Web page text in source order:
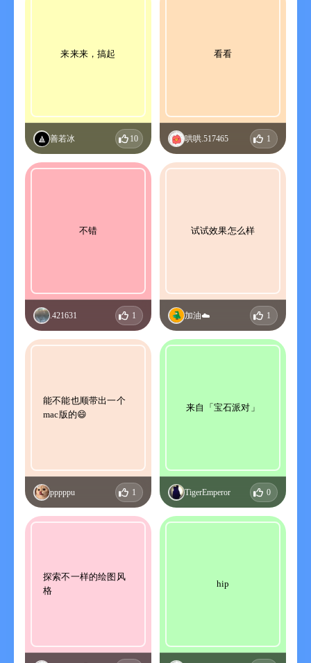
来来来，搞起
善若冰 10
看看
哄哄.517465 1
不错
.421631 1
试试效果怎么样
加油☁️ 1
能不能也顺带出一个
mac版的😄
pppppu 1
来自「宝石派对」
TigerEmperor 0
探索不一样的绘图风
格
hip